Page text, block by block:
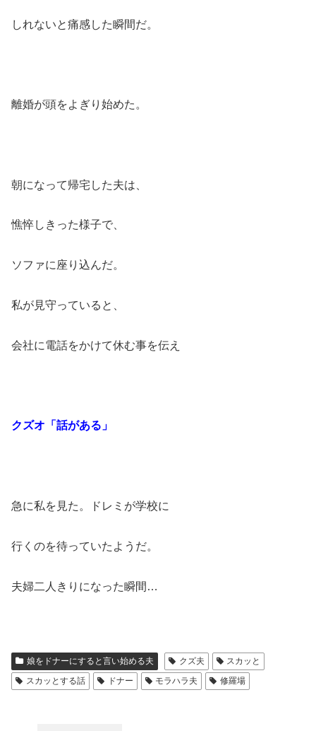
しれないと痛感した瞬間だ。
離婚が頭をよぎり始めた。
朝になって帰宅した夫は、
憔悴しきった様子で、
ソファに座り込んだ。
私が見守っていると、
会社に電話をかけて休む事を伝え
クズオ「話がある」
急に私を見た。ドレミが学校に
行くのを待っていたようだ。
夫婦二人きりになった瞬間…
娘をドナーにすると言い始める夫 クズ夫
スカッと
スカッとする話
ドナー モラハラ夫 修羅場